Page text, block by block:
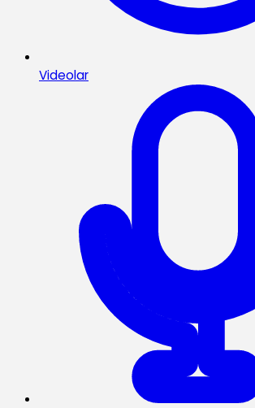
Videolar